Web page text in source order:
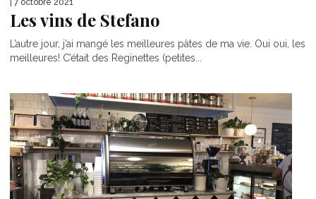
| 7 octobre 2021
Les vins de Stefano
L’autre jour, j’ai mangé les meilleures pâtes de ma vie. Oui oui, les
meilleures! C’était des Reginettes (petites...